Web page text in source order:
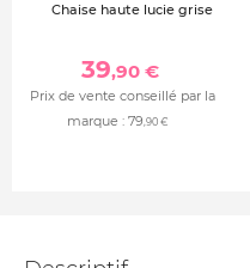
Chaise haute lucie grise
39,90 €
Prix de vente conseillé par la
marque : 79,90 €